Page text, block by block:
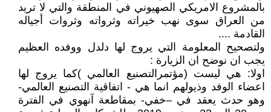
بالمشروع الامريكي الصهيوني في المنطقة والتي لا تريد
من العراق سوى نهب خيراته وثرواته وثروات أجياله
القادمة ....
ولتصحيح المعلومة التي يروج لها دلدل ووفده العظيم
يجب ان نوضح ان الزيارة :
اولا: هي ليست (مؤتمرالتصنيع العالمي )كما يروج لها
اعضاء الوفد وذيولهم انما هي - اتفاقية التصنيع العالمي-
وهو حدث يعقد في –خفي- بمقاطعة آنهوي في الفترة